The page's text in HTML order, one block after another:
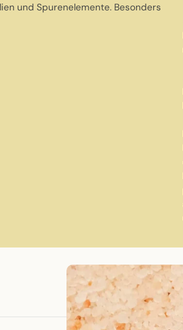
und Spurenelemente. Besonders